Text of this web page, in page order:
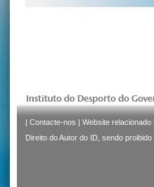
| Contacte-nos | Website relacionado
Direito do Autor do ID, sendo